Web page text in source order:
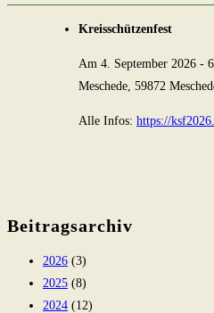
Kreisschützenfest
Am 4. September 2026 -
Meschede, 59872
Alle Infos: https://
Beitragsarchiv
2026 (3)
2025 (8)
2024 (12)